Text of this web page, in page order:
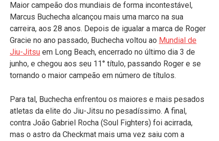
Maior campeão dos mundiais de forma incontestável,
Marcus Buchecha alcançou mais uma marco na sua
carreira, aos 28 anos. Depois de igualar a marca de Roger
Gracie no ano passado, Buchecha voltou ao Mundial de
Jiu-Jitsu em Long Beach, encerrado no último dia 3 de
junho, e chegou aos seu 11° título, passando Roger e se
tornando o maior campeão em número de títulos.
Para tal, Buchecha enfrentou os maiores e mais pesados
atletas da elite do Jiu-Jitsu no pesadíssimo. A final,
contra João Gabriel Rocha (Soul Fighters) foi acirrada,
mas o astro da Checkmat mais uma vez saiu com a